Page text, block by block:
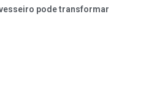
pode transformar